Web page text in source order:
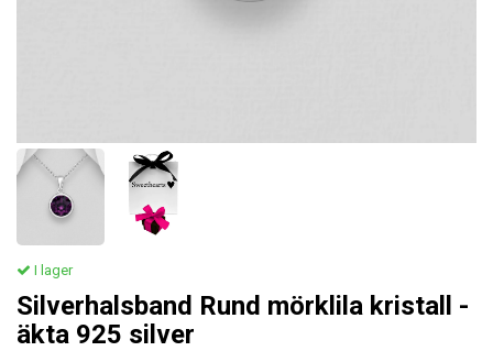
I lager
Silverhalsband Rund mörklila kristall -
äkta 925 silver